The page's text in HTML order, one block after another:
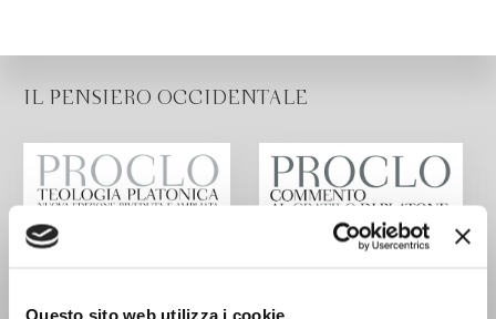
Questo sito web utilizza i cookie
IL PENSIERO OCCIDENTALE